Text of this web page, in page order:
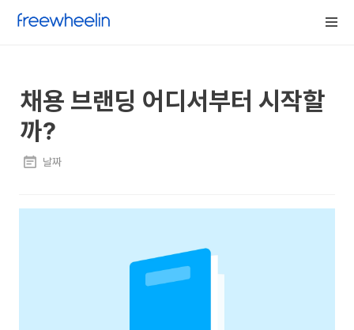
채용 브랜딩 어디서부터 시작할
까?
날짜